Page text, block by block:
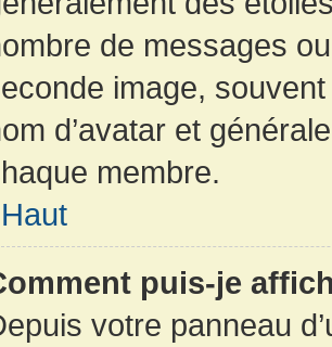
de messages
image,
d’avatar et
membre.
Haut
puis-je
votre panneau